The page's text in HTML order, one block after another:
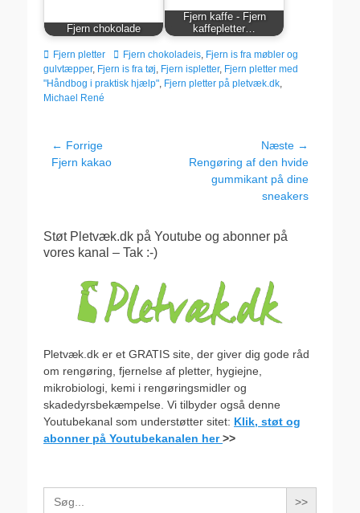
Fjern chokolade
Fjern kaffe - Fjern
kaffepletter…
kategorier
Fjern pletter TagsFjern chokoladeis Fjern is fra møbler og
gulvtæpper, Fjern is fra tøj Fjern ispletter, Fjern pletter med
"Håndbog i praktisk hjælp" Fjern pletter på pletvæk.dk
Michael René
Indlægsnavigation
← Forrige
Forrige
Fjern kakao
Næste →
Næste
indlæg:
Rengøring af den hvide
gummikant på dine
sneakers
Støt Pletvæk.dk på Youtube og abonner på
vores kanal – Tak :-)
Pletvæk.dk er et GRATIS site, der giver dig gode råd
om rengøring, fjernelse af pletter, hygiejne,
mikrobiologi, kemi i rengøringsmidler og
skadedyrsbekæmpelse. Vi tilbyder også denne
Youtubekanal som understøtter sitet: Klik, støt og
abonner på Youtubekanalen her>>
Search
for: